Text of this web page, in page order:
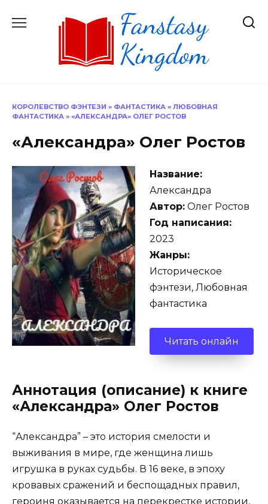
КОРОЛЕВСТВО ФЭНТЕЗИ » ФАНТАСТИКА » ЛЮБОВНАЯ
ФАНТАСТИКА » «АЛЕКСАНДРА» ОЛЕГ РОСТОВ
«Александра» Олег Ростов
Название:
Александра
Автор: Олег Ростов
Год написания:
2023
Жанры:
Историческое
фэнтези, Любовная
фантастика
Читать онлайн
Аннотация (описание) к книге
«Александра» Олег Ростов
“Александра” – это история смелости и
выживания в мире, где женщина лишь
игрушка в руках судьбы. В 16 веке, в эпоху
кровавых сражений и беспощадных правил,
героиня оказывается на перекрестке истории,